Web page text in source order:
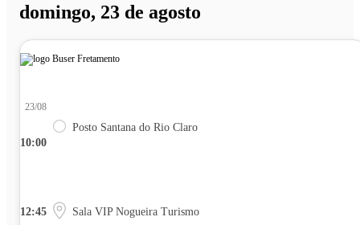
domingo, 23 de agosto
10:00
23/08
Posto Santana do Rio Claro
12:45 Sala VIP Nogueira Turismo